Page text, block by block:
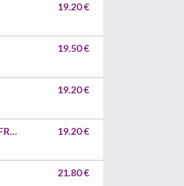
19.20 €
19.50 €
19.20 €
RISOTTO AUX CHAMPIGNONS FRAIS 19.20 €
21.80 €